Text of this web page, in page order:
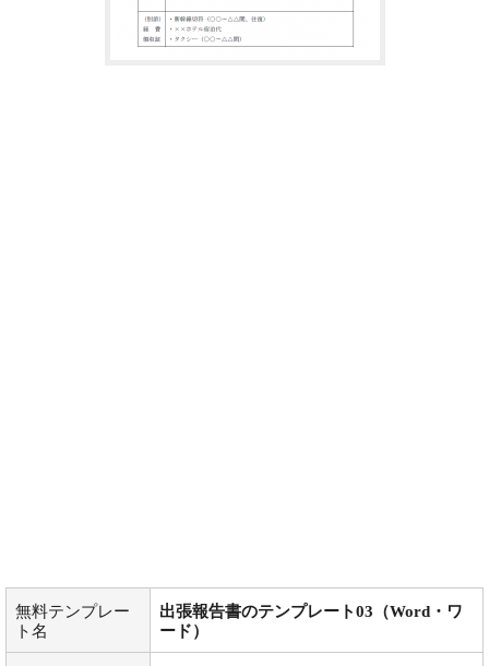
無料テンプレー
ト名
出張報告書のテンプレート03（Word・ワ
ード）